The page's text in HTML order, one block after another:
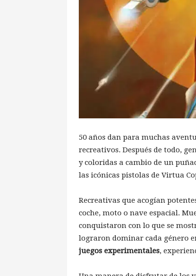
50 años dan para muchas
recreativos. Después de todo,
y coloridas a cambio de un
las icónicas pistolas de Virtua
Recreativas que acogían
coche, moto o nave espacial.
conquistaron con lo que se
lograron dominar cada género
juegos experimentales,